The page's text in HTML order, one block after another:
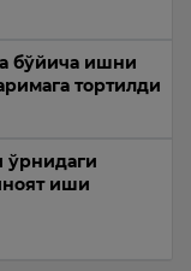
бўйича ишни
тортилди
ўрнидаги
иши